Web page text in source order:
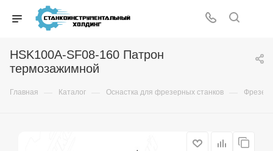
HSK100A-SF08-160 Патрон
термозажимной
Главная — Каталог — Оснастка для фрезерных станков —